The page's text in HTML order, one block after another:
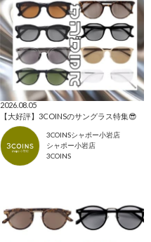
2026.08.05
【大好評】3COINSのサングラス特集😎
3COINSシャポー小岩店
シャポー小岩店
3COINS